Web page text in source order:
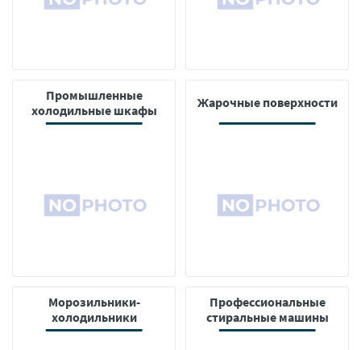
Промышленные
холодильные шкафы
Жарочные поверхности
Морозильники-
холодильники
Профессиональные
стиральные машины